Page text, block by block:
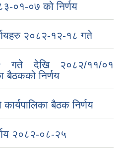
०१-०७ को निर्णय
२०८२-१२-१८ गते
गते देखि २०८२/११/०१
बैठकको निर्णय
बैठक निर्णय
२०८२-०८-२५